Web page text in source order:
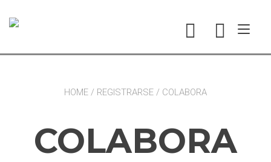
contenido
HOME / REGISTRARSE / COLABORA
COLABORA